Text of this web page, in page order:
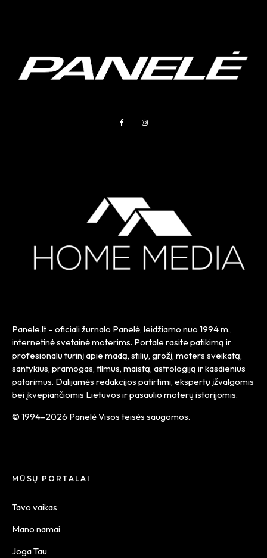
Panele.lt – oficiali žurnalo Panelė, leidžiamo nuo 1994 m.,
internetinė svetainė moterims. Portale rasite patikimą ir
profesionalų turinį apie madą, stilių, grožį, moters sveikatą,
santykius, pramogas, filmus, maistą, astrologiją ir kasdienius
patarimus. Dalijamės redakcijos patirtimi, ekspertų įžvalgomis
bei įkvepiančiomis Lietuvos ir pasaulio moterų istorijomis.
© 1994–2026 Panelė Visos teisės saugomos.
MŪSŲ PORTALAI
Tavo vaikas
Mano namai
Joga Tau